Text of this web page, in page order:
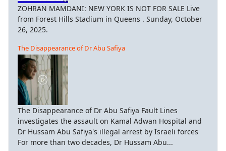
ZOHRAN MAMDANI: NEW YORK IS NOT FOR SALE Live
from Forest Hills Stadium in Queens . Sunday, October
26, 2025.
The Disappearance of Dr Abu Safiya
The Disappearance of Dr Abu Safiya Fault Lines
investigates the assault on Kamal Adwan Hospital and
Dr Hussam Abu Safiya's illegal arrest by Israeli forces
For more than two decades, Dr Hussam Abu...